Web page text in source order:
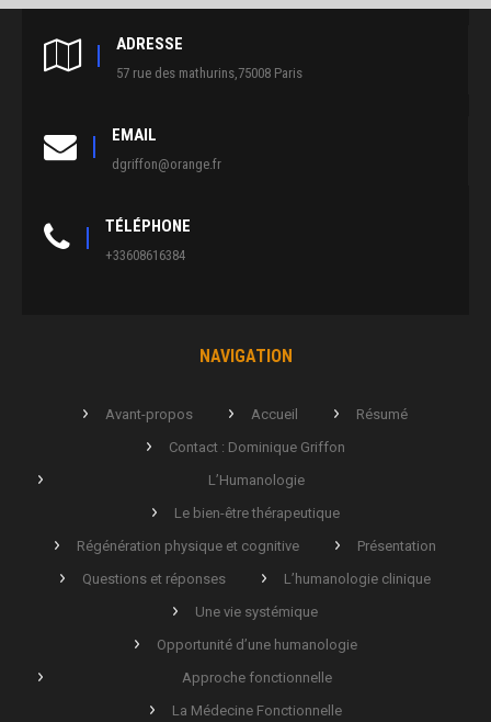
ADRESSE
57 rue des mathurins,75008 Paris
EMAIL
dgriffon@orange.fr
TÉLÉPHONE
+33608616384
NAVIGATION
Avant-propos Accueil
Résumé
Contact : Dominique Griffon
L’Humanologie
Le bien-être thérapeutique
Régénération physique et cognitive
Présentation
Questions et réponses
L’humanologie clinique
Une vie systémique
Opportunité d’une humanologie
Approche fonctionnelle
La Médecine Fonctionnelle